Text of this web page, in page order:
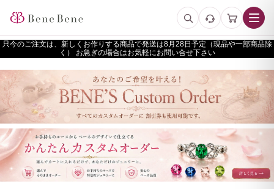
只今のご注文は、新しくお作りする商品で発送は
予定（現品や一部商品除
く） お急ぎの場合はお気軽にお問い合せ下さい